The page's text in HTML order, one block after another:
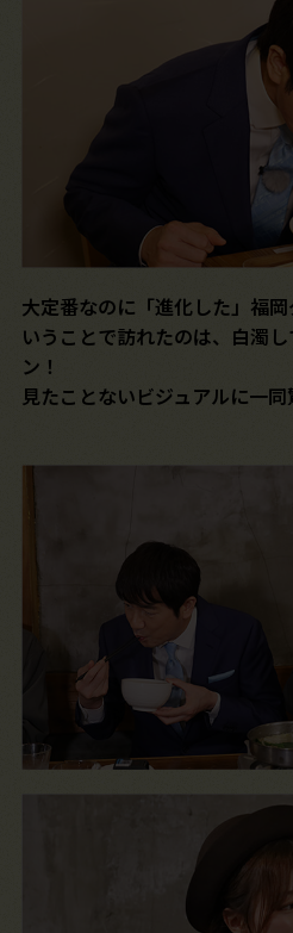
大定番なのに「進化した」福
いうことで訪れたのは、白濁
ン！
見たことないビジュアルに一同